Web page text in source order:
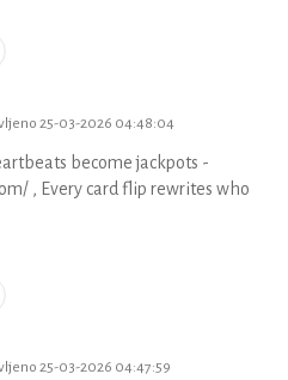
25-03-2026 04:48:04
become jackpots -
, Every card flip rewrites who
25-03-2026 04:47:59